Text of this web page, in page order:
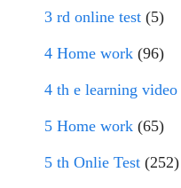
3 rd online test (5)
4 Home work (96)
4 th e learning video
5 Home work (65)
5 th Onlie Test (252)